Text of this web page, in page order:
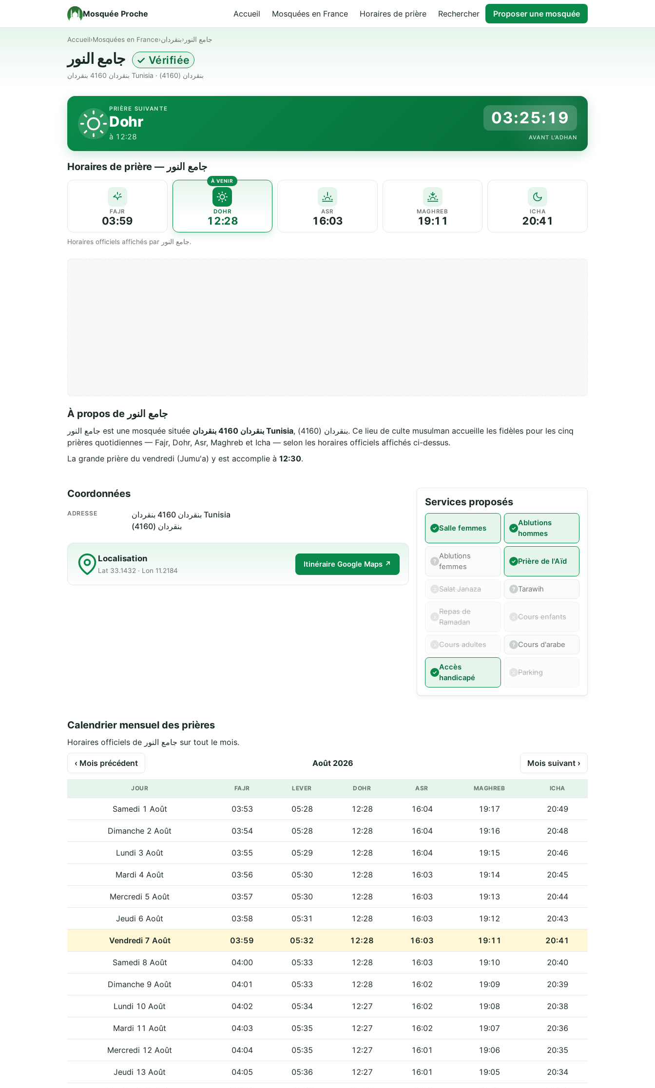
Mosquée Proche Accueil Mosquées en France Horaires de prière Rechercher Proposer une mosquée
Accueil›Mosquées en France›بنقردان› جامع النور
✓ Vérifiée
بنقردان 4160 بنقردان Tunisia · بنقردان (4160)
PRIÈRE SUIVANTE
Dohr
à 12:28
03:25:18
AVANT L'ADHAN
Horaires de prière — جامع النور
FAJR
03:59
DOHR
12:28
ASR
16:03
MAGHREB
19:11
ICHA
20:41
Horaires officiels affichés par جامع النور.
À propos de جامع النور
جامع النور est une mosquée située بنقردان 4160 بنقردان Tunisia, بنقردان (4160). Ce lieu de culte musulman accueille les fidèles pour les cinq
prières quotidiennes — Fajr, Dohr, Asr, Maghreb et Icha — selon les horaires officiels affichés ci-dessus.
La grande prière du vendredi (Jumu'a) y est accomplie à 12:30.
Coordonnées
ADRESSE
بنقردان 4160 بنقردان Tunisia
بنقردان (4160)
Localisation
Lat 33.1432 · Lon 11.2184
Itinéraire Google Maps ↗
Services proposés
Salle femmes
Ablutions
hommes
Ablutions
femmes
Prière de l'Aïd
Salat Janaza Tarawih
Repas de
Ramadan
Cours enfants
Cours adultes Cours d'arabe
Accès
handicapé
Parking
Calendrier mensuel des prières
Horaires officiels de جامع النور sur tout le mois.
‹ Mois précédent Août 2026 Mois suivant ›
JOUR FAJR LEVER DOHR ASR MAGHREB ICHA
Samedi 1 Août 03:53 05:28 12:28 16:04 19:17 20:49
Dimanche 2 Août 03:54 05:28 12:28 16:04 19:16 20:48
Lundi 3 Août 03:55 05:29 12:28 16:04 19:15 20:46
Mardi 4 Août 03:56 05:30 12:28 16:03 19:14 20:45
Mercredi 5 Août 03:57 05:30 12:28 16:03 19:13 20:44
Jeudi 6 Août 03:58 05:31 12:28 16:03 19:12 20:43
Vendredi 7 Août 03:59 05:32 12:28 16:03 19:11 20:41
Samedi 8 Août 04:00 05:33 12:28 16:03 19:10 20:40
Dimanche 9 Août 04:01 05:33 12:28 16:02 19:09 20:39
Lundi 10 Août 04:02 05:34 12:27 16:02 19:08 20:38
Mardi 11 Août 04:03 05:35 12:27 16:02 19:07 20:36
Mercredi 12 Août 04:04 05:35 12:27 16:01 19:06 20:35
Jeudi 13 Août 04:05 05:36 12:27 16:01 19:05 20:34